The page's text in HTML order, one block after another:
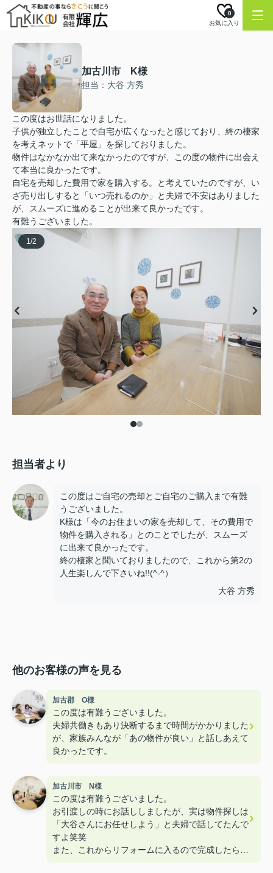
お気に入り
0
加古川市 K様
担当：大谷 方秀
この度はお世話になりました。
子供が独立したことで自宅が広くなったと感じており、終の棲家
を考えネットで「平屋」を探しておりました。
物件はなかなか出て来なかったのですが、この度の物件に出会え
て本当に良かったです。
自宅を売却した費用で家を購入する。と考えていたのですが、い
ざ売り出しすると「いつ売れるのか」と夫婦で不安はありました
が、スムーズに進めることが出来て良かったです。
有難うございました。
1/2
担当者より
この度はご自宅の売却とご自宅のご購入まで有難
うございました。
K様は「今のお住まいの家を売却して、その費用で
物件を購入される」とのことでしたが、スムーズ
に出来て良かったです。
終の棲家と聞いておりましたので、これから第2の
人生楽しんで下さいね!!(^-^）
大谷 方秀
他のお客様の声を見る
加古郡 O様
この度は有難うございました。
夫婦共働きもあり決断するまで時間がかかりました
が、家族みんなが「あの物件が良い」と話しあえて
良かったです。
加古川市 N様
この度は有難うございました。
お引渡しの時にお話ししましたが、実は物件探しは
「大谷さんにお任せしよう」と夫婦で話してたんで
すよ笑笑
また、これからリフォームに入るので完成したら遊